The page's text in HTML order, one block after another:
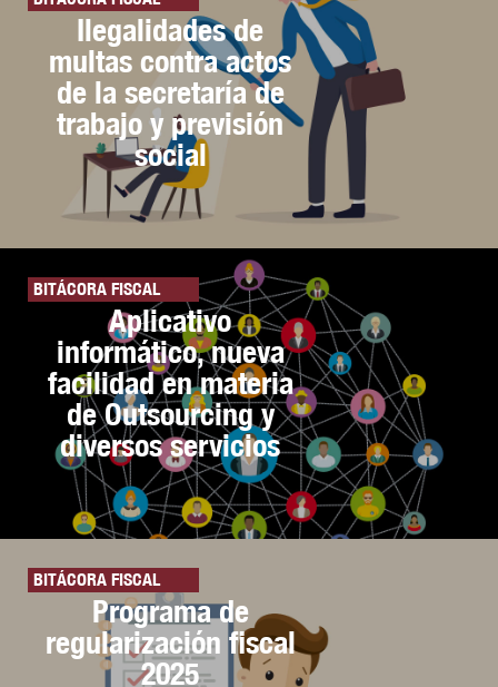
Ilegalidades de
multas contra actos
de la secretaría de
trabajo y previsión
social
BITÁCORA FISCAL
Aplicativo
informático, nueva
facilidad en materia
de Outsourcing y
diversos servicios
BITÁCORA FISCAL
Programa de
regularización fiscal
2025